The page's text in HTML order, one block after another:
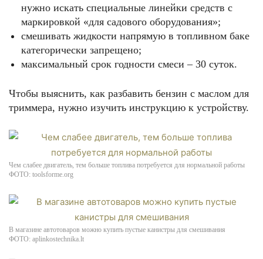
нужно искать специальные линейки средств с
маркировкой «для садового оборудования»;
смешивать жидкости напрямую в топливном баке
категорически запрещено;
максимальный срок годности смеси – 30 суток.
Чтобы выяснить, как разбавить бензин с маслом для
триммера, нужно изучить инструкцию к устройству.
Чем слабее двигатель, тем больше топлива потребуется для нормальной работы
ФОТО: toolsforme.org
В магазине автотоваров можно купить пустые канистры для смешивания
ФОТО: aplinkostechnika.lt